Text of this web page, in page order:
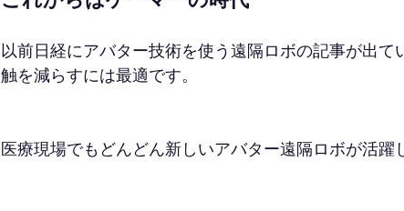
以前日経にアバター技術を使う遠隔ロボの記事が出
触を減らすには最適です。
医療現場でもどんどん新しいアバター遠隔ロボが活躍